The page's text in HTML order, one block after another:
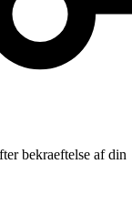
bekraeftelse af din